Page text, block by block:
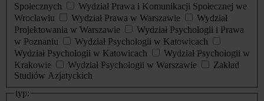
Społecznych
Wydział Prawa i Komunikacji Społecznej we
Wrocławiu
Wydział Prawa w Warszawie
Wydział
Projektowania w Warszawie
Wydział Psychologii i Prawa
w Poznaniu
Wydział Psychologii w Katowicach
Wydział Psychologii w Katowicach
Wydział Psychologii w
Krakowie
Wydział Psychologii w Warszawie
Zakład
Studiów Azjatyckich
typ: